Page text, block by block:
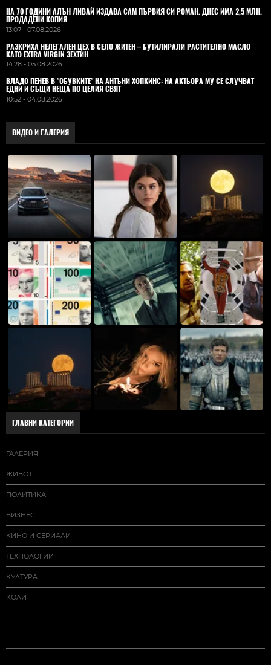
НА 70 ГОДИНИ АЛЪН ЛИВАЙ ИЗДАВА САМ ПЪРВИЯ СИ РОМАН. ДНЕС ИМА 2,5 МЛН.
ПРОДАДЕНИ КОПИЯ
13:07 - 07.08.2026
РАЗКРИХА НЕЛЕГАЛЕН ЦЕХ В СЕЛО ЖИТЕН – БУТИЛИРАЛИ РАСТИТЕЛНО МАСЛО
КАТО EXTRA VIRGIN ЗЕХТИН
14:28 - 05.08.2026
ВЛАДO ПЕНЕВ В "ОБУВКИТЕ" НА АНТЪНИ ХОПКИНС: НА АКТЬОРА МУ СЕ СЛУЧВАТ
ЕДНИ И СЪЩИ НЕЩА ПО ЦЕЛИЯ СВЯТ
10:52 - 04.08.2026
ВИДЕО И ГАЛЕРИЯ
ГЛАВНИ КАТЕГОРИИ
ГАЛЕРИЯ
ЖИВОТ
ПОЛИТИКА
БИЗНЕС
КИНО И СЕРИАЛИ
ТЕХНОЛОГИИ
КУЛТУРА
КОЛИ